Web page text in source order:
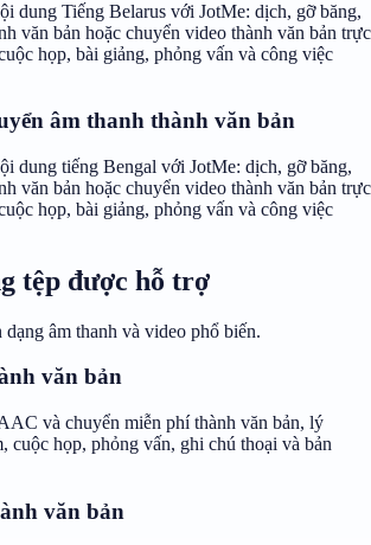
dung Tiếng Belarus với JotMe: dịch, gỡ băng,
văn bản hoặc chuyển video thành văn bản trực
họp, bài giảng, phỏng vấn và công việc
âm thanh thành văn bản
dung tiếng Bengal với JotMe: dịch, gỡ băng,
văn bản hoặc chuyển video thành văn bản trực
họp, bài giảng, phỏng vấn và công việc
tệp được hỗ trợ
âm thanh và video phổ biến.
văn bản
và chuyển miễn phí thành văn bản, lý
cuộc họp, phỏng vấn, ghi chú thoại và bản
văn bản